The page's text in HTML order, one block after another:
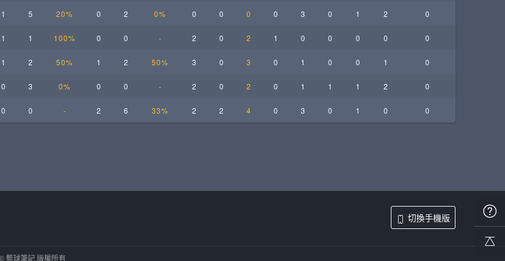
1 5 20% 0 2 0% 0 0 0 0 3 0 1 2 0
1 1 100% 0 0 - 2 0 2 1 0 0 0 0 0
1 2 50% 1 2 50% 3 0 3 0 1 0 0 1 0
0 3 0% 0 0 - 2 0 2 0 1 1 1 2 0
0 0 - 2 6 33% 2 2 4 0 3 0 1 0 0
切換手機版
籃球筆記 版權所有